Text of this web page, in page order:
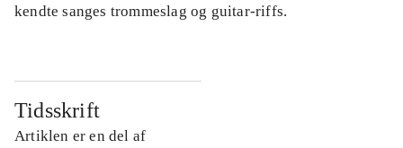
kendte sanges trommeslag og guitar-riffs.
Tidsskrift
Artiklen er en del af